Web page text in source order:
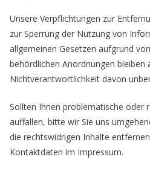
Unsere Verpflichtungen zur
zur Sperrung der Nutzung von
allgemeinen Gesetzen aufgrund
behördlichen Anordnungen bleiben
Nichtverantwortlichkeit davon
Sollten Ihnen problematische oder
auffallen, bitte wir Sie uns
die rechtswidrigen Inhalte
Kontaktdaten im Impressum.